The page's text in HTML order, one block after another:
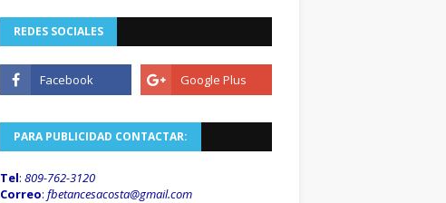
REDES SOCIALES
PARA PUBLICIDAD CONTACTAR:
Tel: 809-762-3120
Correo: fbetancesacosta@gmail.com